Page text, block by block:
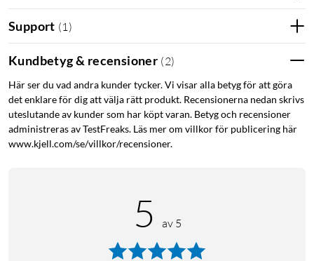
Funktioner
Upp till 14 dagars batteritid i SmartWatch-läget
Detaljerad information om hälsa och välbefinnande
Avancerade träningsfunktioner
Kontinuerlig pulsmätning under dagen
Informativ stressövervakning och guidad meditation
Se blodets syremättnad när du är vaken eller sover
Med Jet Lag Adviser får du tips när du resar för att
när det är dags att fylla på
Support (1 )
Kundbetyg & recensioner (2)
Här ser du vad andra kunder tycker. Vi visar alla betyg för att göra
det enklare för dig att välja rätt produkt. Recensionerna nedan skrivs
uteslutande av kunder som har köpt varan. Betyg och recensioner
administreras av TestFreaks. Läs mer om villkor för publicering här
www.kjell.com/se/villkor/recensioner.
5 av 5